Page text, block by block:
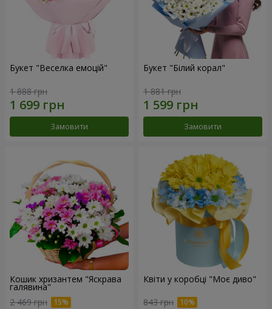
Букет "Веселка емоцій"
1 888 грн
Замовити
Букет "Білий корал"
1 881 грн
Замовити
Кошик хризантем "Яскрава
галявина"
2 469 грн
Квіти у коробці "Моє диво"
843 грн